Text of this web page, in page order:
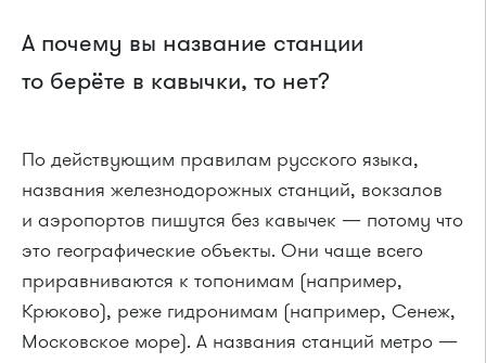
А почему вы название станции
то берёте в кавычки, то нет?
По действующим правилам русского языка,
названия железнодорожных станций, вокзалов
и аэропортов пишутся без кавычек — потому что
это географические объекты. Они чаще всего
приравниваются к топонимам (например,
Крюково), реже гидронимам (например, Сенеж,
Московское море). А названия станций метро —